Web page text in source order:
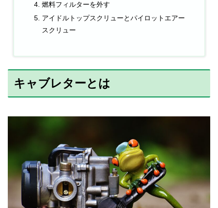
燃料フィルターを外す
アイドルトップスクリューとパイロットエアー
スクリュー
キャブレターとは